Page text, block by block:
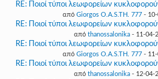
RE: Ποιοί τύποι λεωφορείων
από Giorgos O.A.S.TH. 777- 10-
RE: Ποιοί τύποι λεωφορείων
από thanossalonika - 11-04-
RE: Ποιοί τύποι λεωφορείων
από Giorgos O.A.S.TH. 777- 11-
RE: Ποιοί τύποι λεωφορείων
από thanossalonika - 12-04-